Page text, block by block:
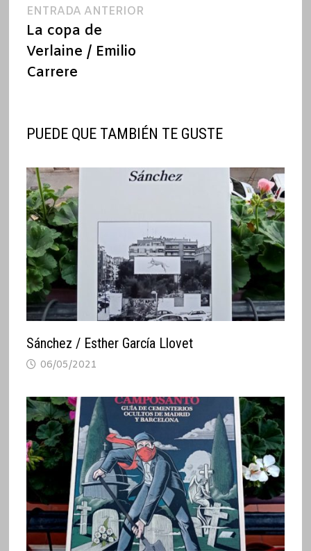
Navegación
de
entradas
ENTRADA ANTERIOREntrada
La copa de
Verlaine / Emilio
Carrere
PUEDE QUE TAMBIÉN TE GUSTE
Sánchez / Esther García Llovet
06/05/2021